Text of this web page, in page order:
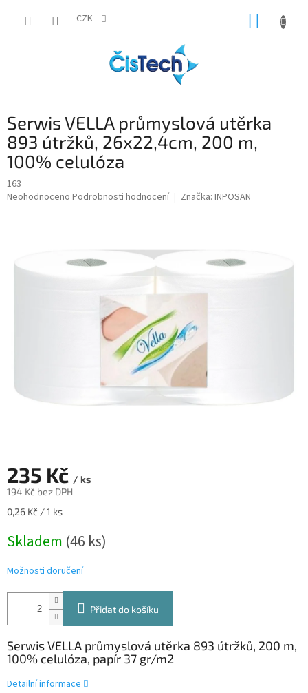
CZK
Serwis VELLA průmyslová utěrka
893 útržků, 26x22,4cm, 200 m,
100% celulóza
163
Průměrné
Neohodnoceno Podrobnosti hodnocení Značka: INPOSAN
235 Kč / ks
194 Kč bez DPH
Měrná
0,26 Kč / 1 ks
Skladem (46 ks)
Možnosti doručení
Přidat do košíku
Serwis VELLA průmyslová utěrka 893 útržků, 200 m,
100% celulóza, papír 37 gr/m2
Detailní informace